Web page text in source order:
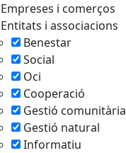
Empreses i comerços
Entitats i associacions
Benestar
Social
Oci
Cooperació
Gestió comunitària
Gestió natural
Informatiu